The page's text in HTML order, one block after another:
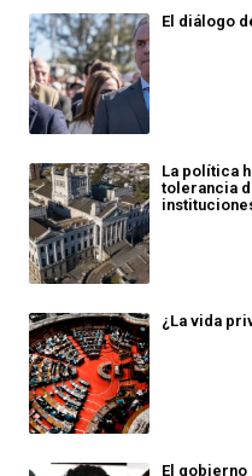
El diálogo
La política
tolerancia
¿La vida
El